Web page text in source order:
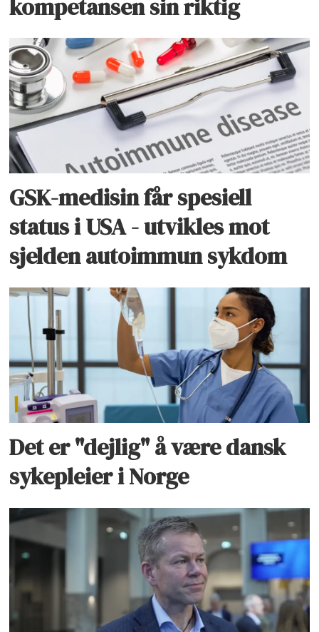
kompetansen sin riktig
GSK-medisin får spesiell
status i USA - utvikles mot
sjelden autoimmun sykdom
Det er "dejlig" å være dansk
sykepleier i Norge